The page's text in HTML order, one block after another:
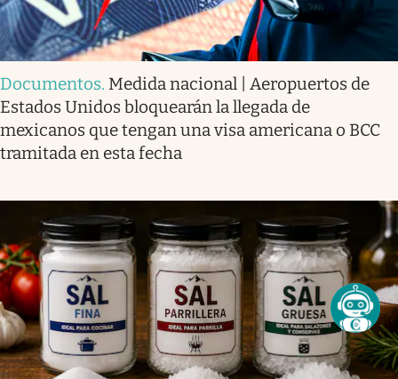
Documentos. Medida nacional | Aeropuertos de
Estados Unidos bloquearán la llegada de
mexicanos que tengan una visa americana o BCC
tramitada en esta fecha